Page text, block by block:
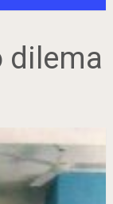
dilema